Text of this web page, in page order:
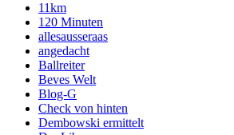
11km
120 Minuten
allesausseraas
angedacht
Ballreiter
Beves Welt
Blog-G
Check von hinten
Dembowski ermittelt